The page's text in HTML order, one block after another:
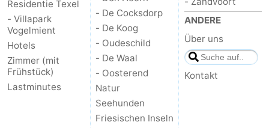
Residentie Texel
- Villapark
Vogelmient
Hotels
Zimmer (mit
Frühstück)
Lastminutes
- De Cocksdorp
- De Koog
- Oudeschild
- De Waal
- Oosterend
Natur
Seehunden
Friesischen Inseln
ANDERE
Über uns
Kontakt